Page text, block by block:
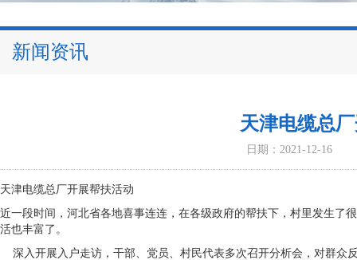
新闻资讯
天津电缆总
日期：2021-12-16
天津电缆总厂开展帮扶活动
近一段时间，河北省各地喜事连连，在各级政府的帮扶下，村里发生了
活也丰富了。
深入开展入户走访，干部、党员、村民代表多次召开分析会，对群